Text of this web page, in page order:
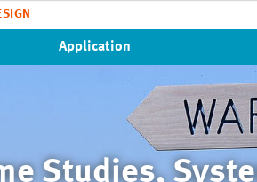
Application
Studies,